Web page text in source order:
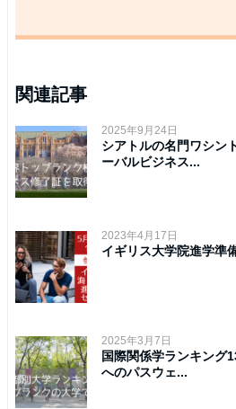
関連記事
2025年9月24日
シアトルの名門ワシン
ーバルビジネス...
2023年4月17日
イギリス大学院進学準
2025年3月7日
国際関係学ランキング
へのパスウェ...